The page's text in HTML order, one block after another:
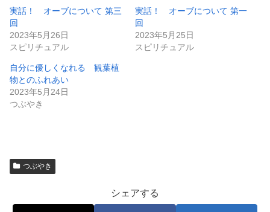
実話！ オーブについて 第三
回
2023年5月26日
スピリチュアル
実話！ オーブについて 第一
回
2023年5月25日
スピリチュアル
自分に優しくなれる 観葉植
物とのふれあい
2023年5月24日
つぶやき
つぶやき
シェアする